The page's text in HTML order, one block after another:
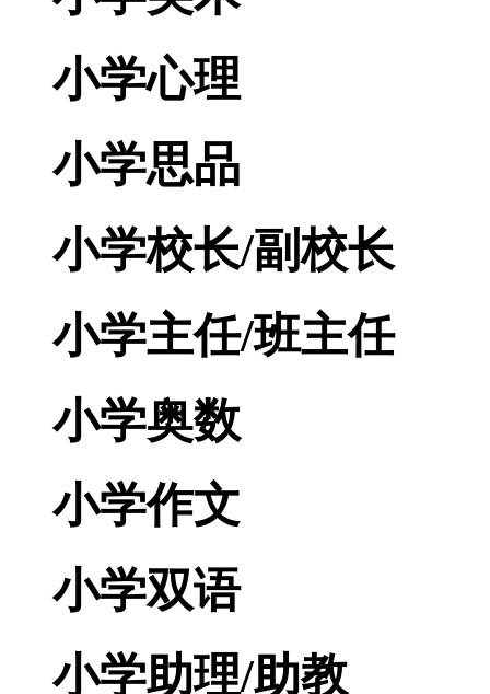
小学心理
小学思品
小学校长/副校长
小学主任/班主任
小学奥数
小学作文
小学双语
小学助理/助教